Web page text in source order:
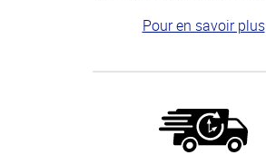
Pour en savoir plus